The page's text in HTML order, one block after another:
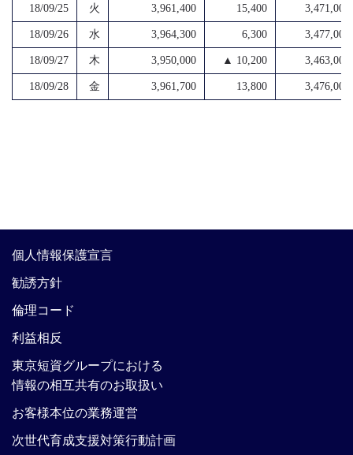
18/09/25 火 3,961,400 15,400 3,471,000
18/09/26 水 3,964,300 6,300 3,477,000
18/09/27 木 3,950,000 ▲ 10,200 3,463,000
18/09/28 金 3,961,700 13,800 3,476,000
個人情報保護宣言
勧誘方針
倫理コード
利益相反
東京短資グループにおける
情報の相互共有のお取扱い
お客様本位の業務運営
次世代育成支援対策行動計画